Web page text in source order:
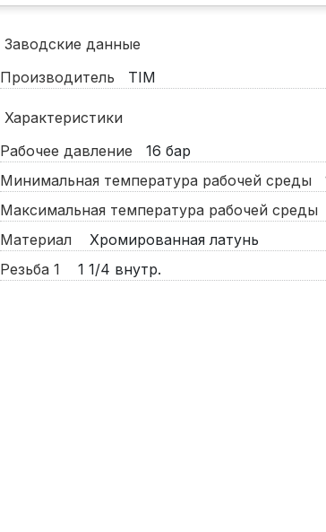
Заводские данные
Производитель
TIM
Характеристики
Рабочее давление
16 бар
Минимальная температура рабочей среды
Максимальная температура рабочей среды
Материал
Хромированная латунь
Резьба 1
1 1/4 внутр.